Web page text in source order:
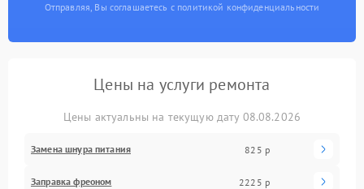
Отправляя, Вы соглашаетесь с политикой конфиденциальности
Цены на услуги ремонта
Цены актуальны на текущую дату 08.08.2026
Замена шнура питания 825 р
Заправка фреоном 2225 р